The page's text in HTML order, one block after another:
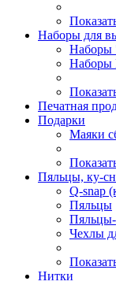
Наборы для
Наборы
Печатная
Подарки
Маяки
Пяльцы, ку-
Q-snap
Пяльцы
Чехлы
Нитки